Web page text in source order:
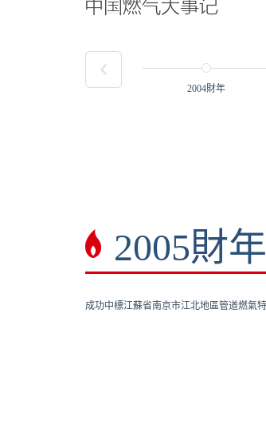
2004財年
2005財年
成功中標江蘇省南京市江北地區管道燃氣